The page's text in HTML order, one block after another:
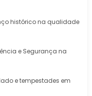
histórico na qualidade
e Segurança na
e tempestades em